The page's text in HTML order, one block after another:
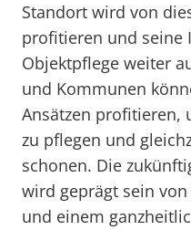
Standort wird von
profitieren und seine
Objektpflege weiter
und Kommunen
Ansätzen profitieren,
zu pflegen und
schonen. Die
wird geprägt sein
und einem